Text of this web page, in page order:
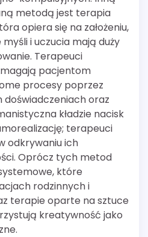
metodą jest terapia
opiera się na założeniu,
i uczucia mają duży
Terapeuci
pacjentom
procesy poprzez
doświadczeniach oraz
kładzie nacisk
terapeuci
odkrywaniu ich
Oprócz tych metod
które
rodzinnych i
terapie oparte na sztuce
kreatywność jako